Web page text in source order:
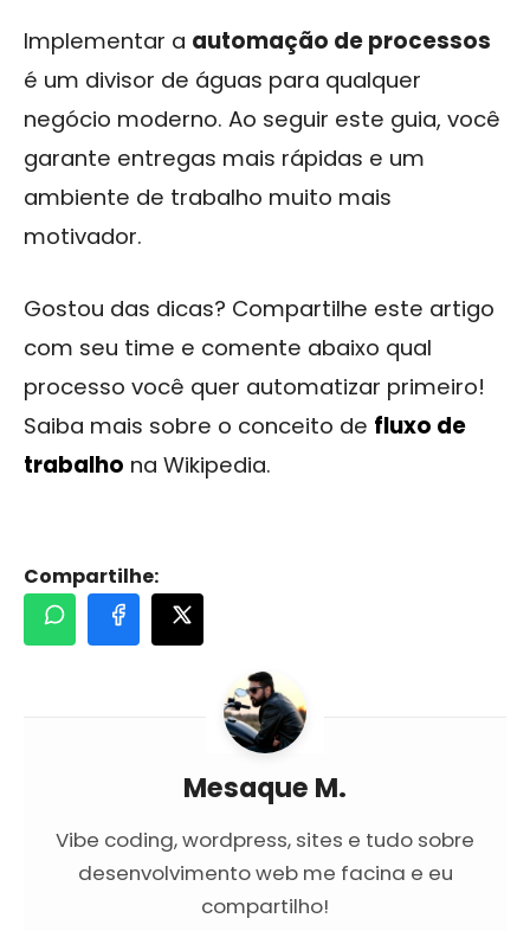
Implementar a automação de processos
é um divisor de águas para qualquer
negócio moderno. Ao seguir este guia, você
garante entregas mais rápidas e um
ambiente de trabalho muito mais
motivador.
Gostou das dicas? Compartilhe este artigo
com seu time e comente abaixo qual
processo você quer automatizar primeiro!
Saiba mais sobre o conceito de fluxo de
trabalho na Wikipedia.
Compartilhe:
Mesaque M.
Vibe coding, wordpress, sites e tudo sobre
desenvolvimento web me facina e eu
compartilho!